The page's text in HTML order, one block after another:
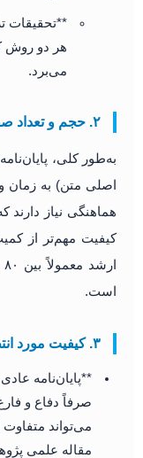
هر دو روش
می‌برد.
۲. حجم و تعداد صفحات
اصلی متن) به زمان
هماهنگی نیاز دارند
کیفیت مهم‌تر از
است.
۳. کیفیت مورد انتظار و سطح علمی
صرفاً دفاع و
می‌تواند